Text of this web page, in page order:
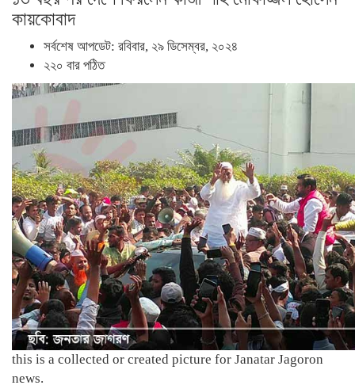
কায়কোবাদ
সর্বশেষ আপডেট: রবিবার, ২৯ ডিসেম্বর, ২০২৪
২২০ বার পঠিত
this is a collected or created picture for Janatar Jagoron
news.